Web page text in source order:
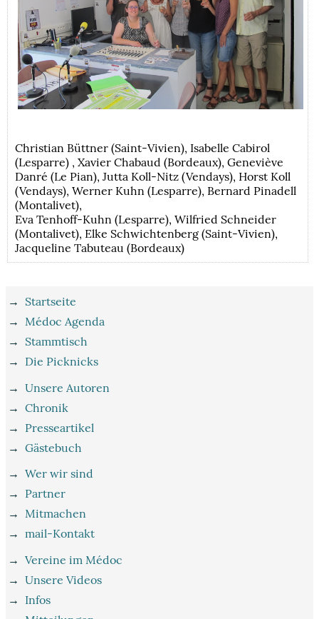
Christian Büttner (Saint-Vivien), Isabelle Cabirol
(Lesparre) , Xavier Chabaud (Bordeaux), Geneviève
Danré (Le Pian), Jutta Koll-Nitz (Vendays), Horst Koll
(Vendays), Werner Kuhn (Lesparre), Bernard Pinadell
(Montalivet),
Eva Tenhoff-Kuhn (Lesparre), Wilfried Schneider
(Montalivet), Elke Schwichtenberg (Saint-Vivien),
Jacqueline Tabuteau (Bordeaux)
→ Startseite
→Médoc Agenda
→ Stammtisch
→ Die Picknicks
→Unsere Autoren
→Chronik
→ Presseartikel
→Gästebuch
→Wer wir sind
→ Partner
→Mitmachen
→mail-Kontakt
→Vereine im Médoc
→Unsere Videos
→ Infos